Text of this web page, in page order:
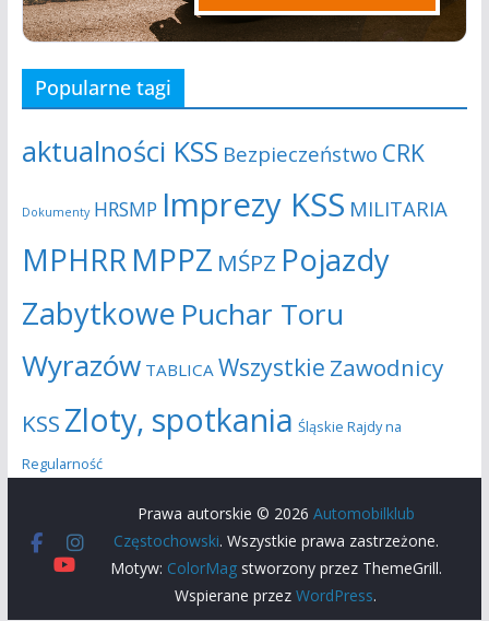
Popularne tagi
aktualności KSS Bezpieczeństwo CRK
Dokumenty HRSMP Imprezy KSS MILITARIA
MPHRRMPPZ MŚPZ Pojazdy
Zabytkowe Puchar Toru
Wyrazów TABLICA Wszystkie Zawodnicy
KSS Zloty, spotkania Śląskie Rajdy na
Regularność
Prawa autorskie © 2026 Automobilklub
Częstochowski. Wszystkie prawa zastrzeżone.
Motyw: ColorMagstworzony przez ThemeGrill.
Wspierane przezWordPress.